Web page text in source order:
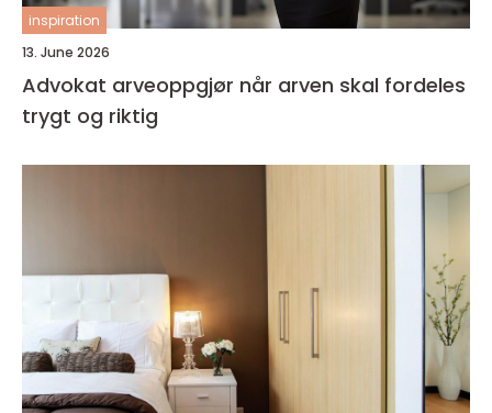
inspiration
13. June 2026
Advokat arveoppgjør når arven skal fordeles
trygt og riktig